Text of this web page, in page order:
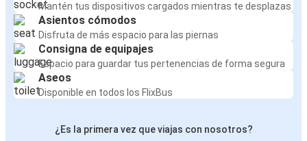
Mantén tus dispositivos cargados mientras te desplazas
Asientos cómodos
Disfruta de más espacio para las piernas
Consigna de equipajes
Espacio para guardar tus pertenencias de forma segura
Aseos
Disponible en todos los FlixBus
¿Es la primera vez que viajas con nosotros?